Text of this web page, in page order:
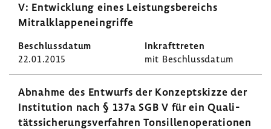
V: Entwick­lung eines Leis­tungs­be­reichs
Mitral­klap­pen­ein­griffe
22.01.2015 mit Beschluss­datum
Abnahme des Entwurfs der Konzept­skizze der
Insti­tu­tion nach § 137a SGB V für ein Quali­
täts­si­che­rungs­ver­fahren Tonsil­len­ope­ra­tionen